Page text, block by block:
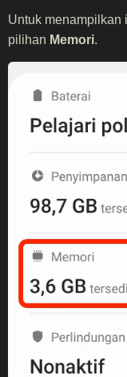
Untuk menampilkan
pilihan Memori.